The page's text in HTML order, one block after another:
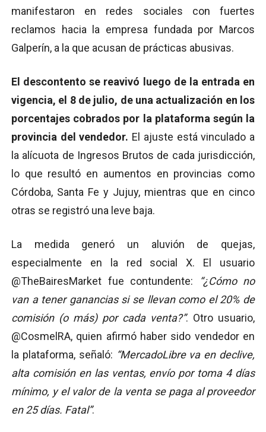
manifestaron en redes sociales con fuertes
reclamos hacia la empresa fundada por Marcos
Galperín, a la que acusan de prácticas abusivas.
El descontento se reavivó luego de la entrada en
vigencia, el 8 de julio, de una actualización en los
porcentajes cobrados por la plataforma según la
provincia del vendedor. El ajuste está vinculado a
la alícuota de Ingresos Brutos de cada jurisdicción,
lo que resultó en aumentos en provincias como
Córdoba, Santa Fe y Jujuy, mientras que en cinco
otras se registró una leve baja.
La medida generó un aluvión de quejas,
especialmente en la red social X. El usuario
@TheBairesMarket fue contundente:
“¿Cómo no
van a tener ganancias si se llevan como el 20% de
comisión (o más) por cada venta?”. Otro usuario,
@CosmelRA, quien afirmó haber sido vendedor en
la plataforma, señaló: “MercadoLibre va en declive,
alta comisión en las ventas, envío por toma 4 días
mínimo, y el valor de la venta se paga al proveedor
en 25 días. Fatal”.